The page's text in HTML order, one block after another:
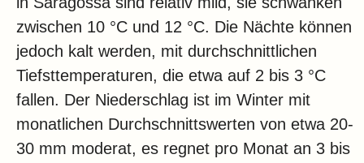
zwischen 10 °C und 12 °C. Die Nächte können
jedoch kalt werden, mit durchschnittlichen
Tiefsttemperaturen, die etwa auf 2 bis 3 °C
fallen. Der Niederschlag ist im Winter mit
monatlichen Durchschnittswerten von etwa 20-
30 mm moderat, es regnet pro Monat an 3 bis